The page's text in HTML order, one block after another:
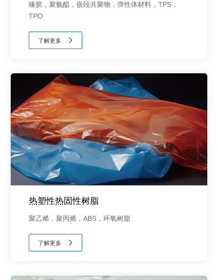
橡胶，聚氨酯，嵌段共聚物，弹性体材料，TPS，
TPO
了解更多
热塑性热固性树脂
聚乙烯，聚丙烯，ABS，环氧树脂
了解更多